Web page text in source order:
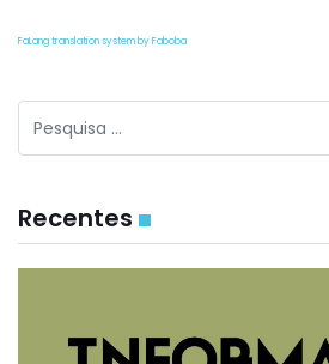
Recentes
FaLang translation system by Faboba